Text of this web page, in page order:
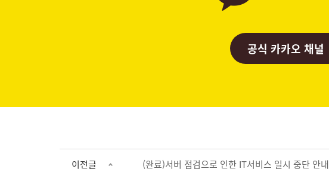
공식 카카오 채널
이전글 (완료)서버 점검으로 인한 IT서비스 일시 중단 안내